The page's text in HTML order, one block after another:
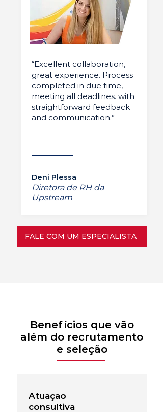
“Excellent collaboration,
great experience. Process
completed in due time,
meeting all deadlines. with
straightforward feedback
and communication.”
Deni Plessa
Diretora de RH da
Upstream
FALE COM UM ESPECIALISTA
Benefícios que vão
além do recrutamento
e seleção
Atuação
consultiva